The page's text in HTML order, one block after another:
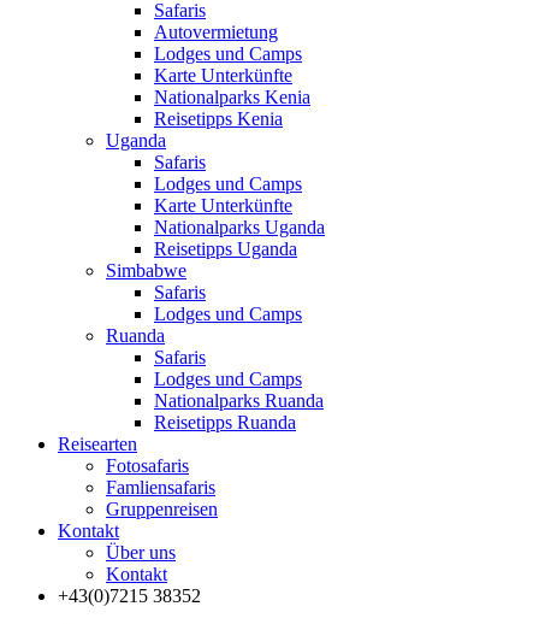
Safaris
Autovermietung
Lodges und Camps
Karte Unterkünfte
Nationalparks Kenia
Reisetipps Kenia
Uganda
Safaris
Lodges und Camps
Karte Unterkünfte
Nationalparks Uganda
Reisetipps Uganda
Simbabwe
Safaris
Lodges und Camps
Ruanda
Safaris
Lodges und Camps
Nationalparks Ruanda
Reisetipps Ruanda
Reisearten
Fotosafaris
Famliensafaris
Gruppenreisen
Kontakt
Über uns
Kontakt
+43(0)7215 38352